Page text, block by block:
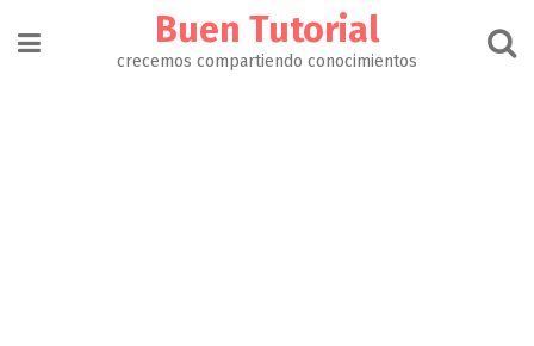
Buen Tutorial
crecemos compartiendo conocimientos